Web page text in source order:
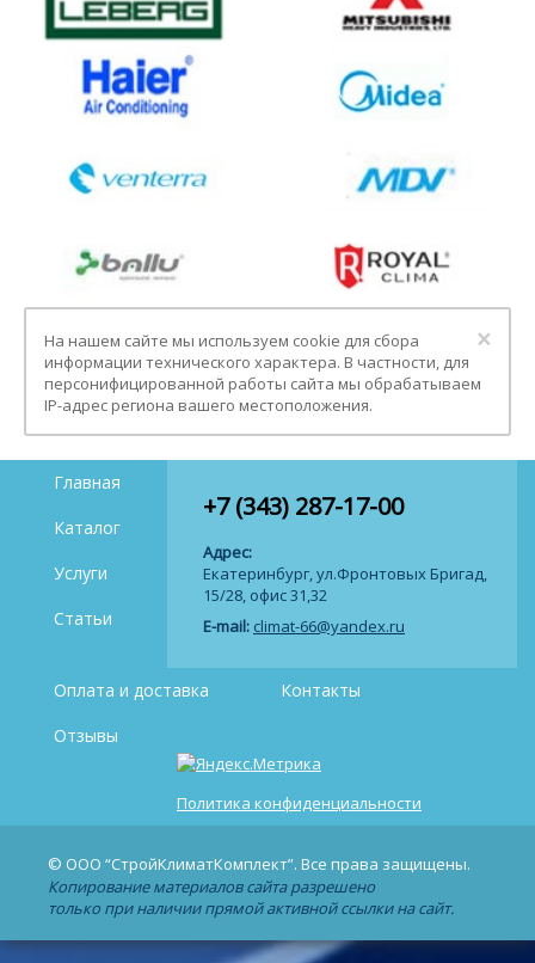
×
На нашем сайте мы используем cookie для сбора
информации технического характера. В частности, для
персонифицированной работы сайта мы обрабатываем
IP-адрес региона вашего местоположения.
+7 (343) 287-17-00
Адрес:
Екатеринбург, ул.Фронтовых Бригад,
15/28, офис 31,32
E-mail: climat-66@yandex.ru
Главная
Каталог
Услуги
Статьи
Оплата и доставка
Контакты
Отзывы
Политика конфиденциальности
© ООО “СтройКлиматКомплект”. Все права защищены.
Копирование материалов сайта разрешено
только при наличии прямой активной ссылки на сайт.